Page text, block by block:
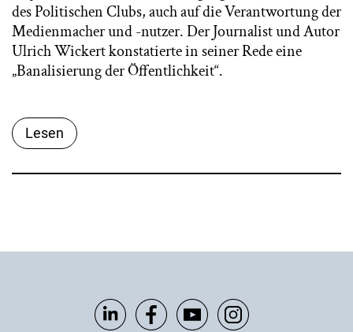
des Politischen Clubs, auch auf die Verantwortung der
Medienmacher und -nutzer. Der Journalist und Autor
Ulrich Wickert konstatierte in seiner Rede eine
„Banalisierung der Öffentlichkeit“.
Lesen